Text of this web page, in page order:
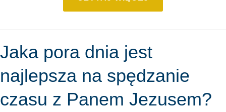
Jaka pora dnia jest
najlepsza na spędzanie
czasu z Panem Jezusem?